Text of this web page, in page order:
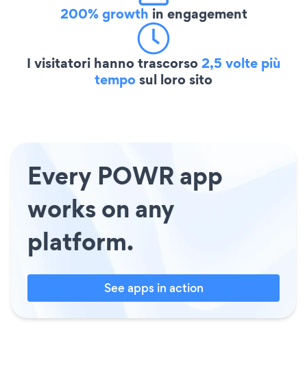
200% growth in engagement
I visitatori hanno trascorso2,5 volte più
temposul loro sito
Every POWR app
works on any
platform.
See apps in action